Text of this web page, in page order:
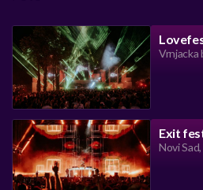
Vrnjacka
Exit
Novi